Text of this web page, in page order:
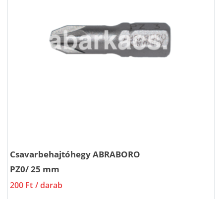
Csavarbehajtóhegy ABRABORO
PZ0/ 25 mm
200 Ft / darab